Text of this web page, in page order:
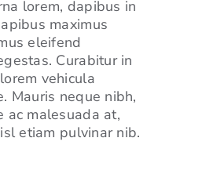
lorem, dapibus in
maximus
eleifend
Curabitur in
vehicula
Mauris neque nibh,
ac malesuada at,
etiam pulvinar nib.